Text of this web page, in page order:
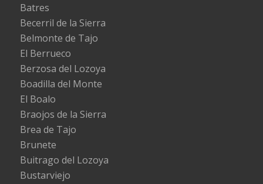
Batres
Becerril de la Sierra
Belmonte de Tajo
El Berrueco
Berzosa del Lozoya
Boadilla del Monte
El Boalo
Braojos de la Sierra
Brea de Tajo
Brunete
Buitrago del Lozoya
Bustarviejo